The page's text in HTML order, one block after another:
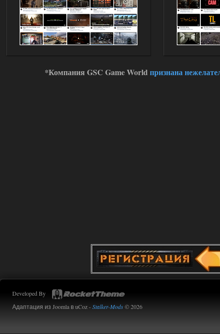
*Компания GSC Game Worldпризнана
Developed By
Адаптация из Joomla в uCoz -Stalker-Mods© 2026